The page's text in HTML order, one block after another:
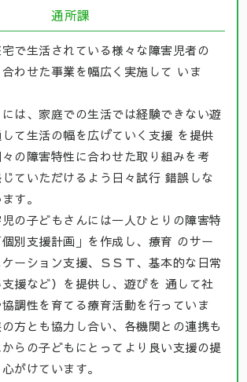
通所課
で生活されている様々な障害児者の
わせた事業を幅広く実施して いま
は、家庭での生活では経験できない遊
て生活の幅を広げていく支援 を提供
の障害特性に合わせた取り組みを考
ていただけるよう日々試行 錯誤しな
す。
の子どもさんには一人ひとりの障害特
別支援計画」を作成し、療育 のサー
ーション支援、ＳＳＴ、基本的な日常
援など）を提供し、遊びを 通して社
調性を育てる療育活動を行っていま
方とも協力し合い、各機関との連携も
らの子どもにとってより良い支援の提
がけています。